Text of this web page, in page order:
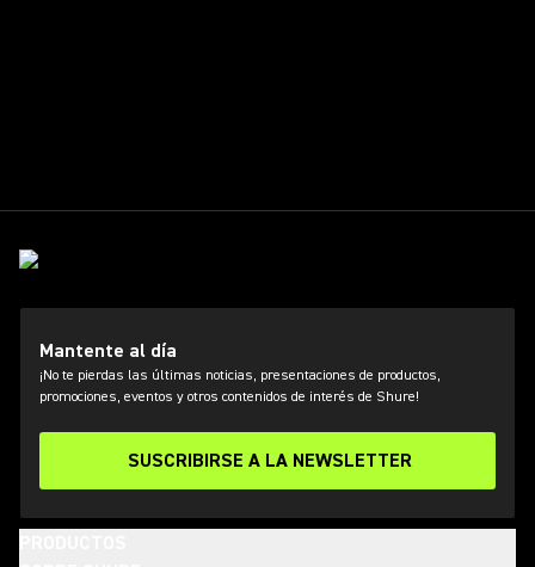
Mantente al día
¡No te pierdas las últimas noticias, presentaciones de productos,
promociones, eventos y otros contenidos de interés de Shure!
SUSCRIBIRSE A LA NEWSLETTER